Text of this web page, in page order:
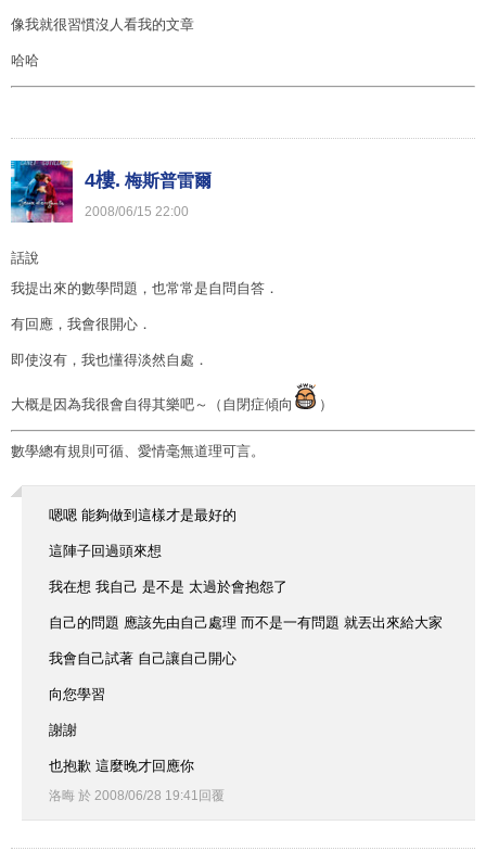
像我就很習慣沒人看我的文章
哈哈
4樓. 梅斯普雷爾
2008/06/15 22:00
話說
我提出來的數學問題，也常常是自問自答．
有回應，我會很開心．
即使沒有，我也懂得淡然自處．
大概是因為我很會自得其樂吧～（自閉症傾向 ）
數學總有規則可循、愛情毫無道理可言。
嗯嗯 能夠做到這樣才是最好的
這陣子回過頭來想
我在想 我自己 是不是 太過於會抱怨了
自己的問題 應該先由自己處理 而不是一有問題 就丟出來給大家
我會自己試著 自己讓自己開心
向您學習
謝謝
也抱歉 這麼晚才回應你
洛晦 於 2008/06/28 19:41 回覆